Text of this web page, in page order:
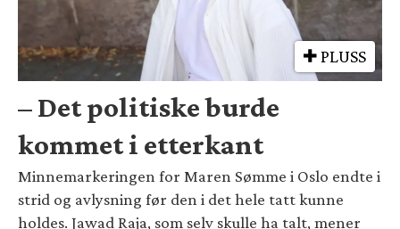
PLUSS
– Det politiske burde
kommet i etterkant
Minnemarkeringen for Maren Sømme i Oslo endte i
strid og avlysning før den i det hele tatt kunne
holdes. Jawad Raja, som selv skulle ha talt, mener